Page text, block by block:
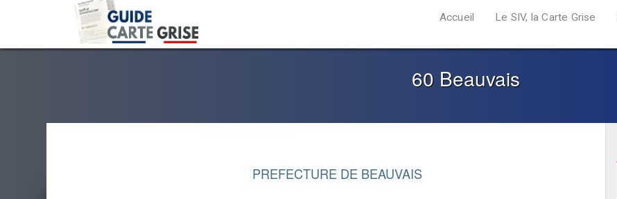
Accueil Le SIV, la Carte Grise
60 Beauvais
PREFECTURE DE BEAUVAIS